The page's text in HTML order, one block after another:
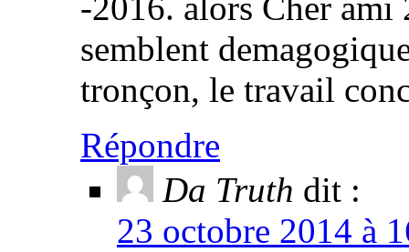
-2016. alors Cher ami
semblent
tronçon, le travail
Répondre
Da Truth dit :
23 octobre 2014 à